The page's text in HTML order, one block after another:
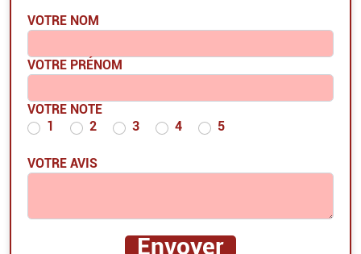
VOTRE NOM
VOTRE PRÉNOM
VOTRE NOTE
1
2 3 4 5
VOTRE AVIS